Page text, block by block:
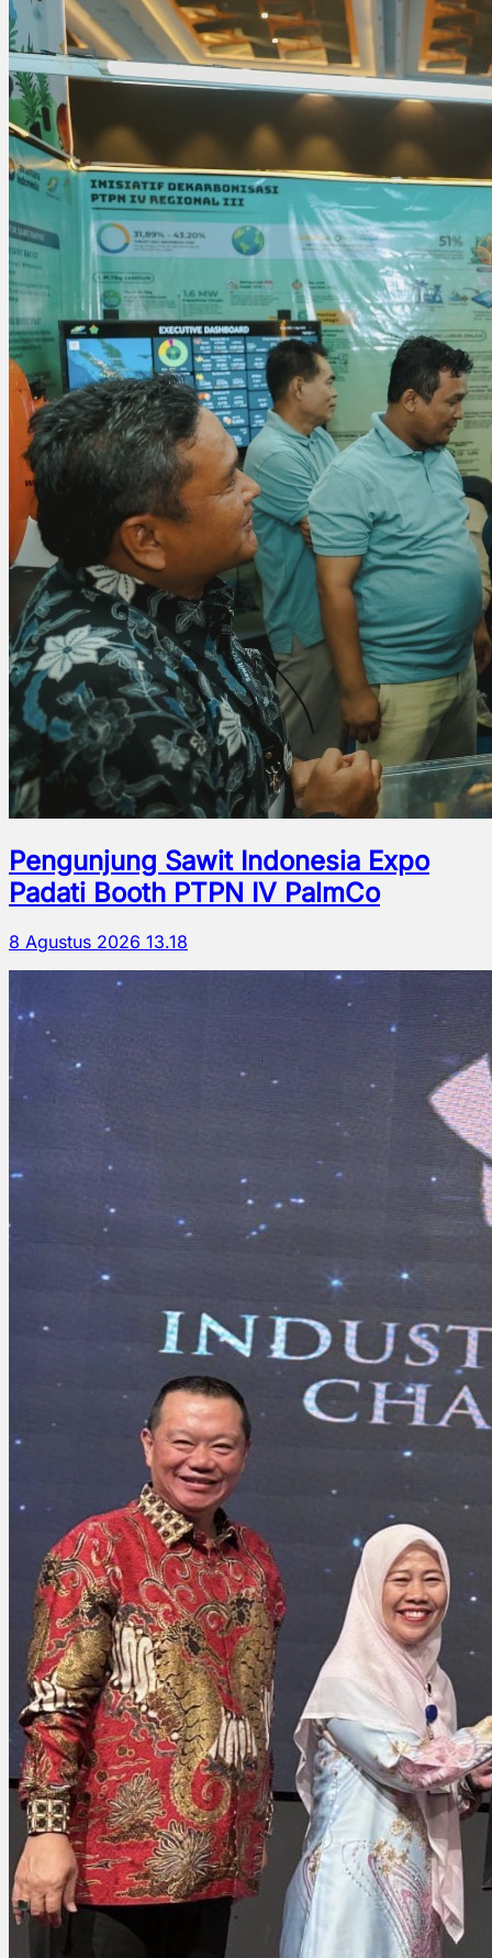
Pengunjung Sawit Indonesia Expo
Padati Booth PTPN IV PalmCo
8 Agustus 2026 13.18